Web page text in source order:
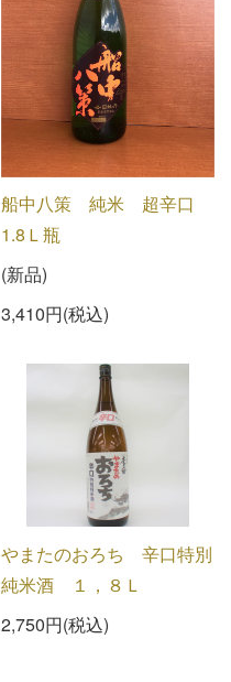
船中八策 純米 超辛口
1.8Ｌ瓶
(新品)
3,410円(税込)
やまたのおろち 辛口特別
純米酒 １，８Ｌ
2,750円(税込)